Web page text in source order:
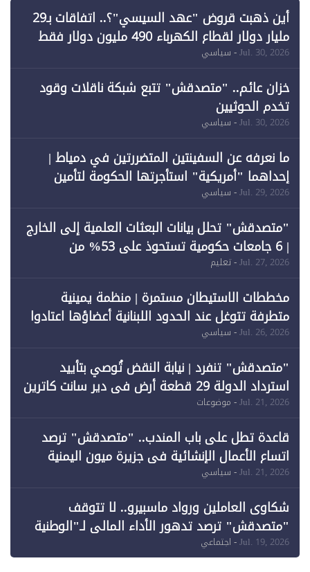
أين ذهبت قروض "عهد السيسي"؟.. اتفاقات بـ29
مليار دولار لقطاع الكهرباء 490 مليون دولار فقط
لـ"الطاقة المتجددة" (1)
Jul. 30, 2026- سياسي
خزان عائم.. "متصدقش" تتبع شبكة ناقلات وقود
تخدم الحوثيين
Jul. 30, 2026- سياسي
ما نعرفه عن السفينتين المتضررتين في دمياط |
إحداهما "أمريكية" استأجرتها الحكومة لتأمين
احتياجات الطاقة
Jul. 29, 2026- سياسي
"متصدقش" تحلل بيانات البعثات العلمية إلى الخارج
| 6 جامعات حكومية تستحوذ على 53% من
Jul. 27, 2026- تعليم
مخططات الاستيطان مستمرة | منظمة يمينية
متطرفة تتوغل عند الحدود اللبنانية أعضاؤها اعتادوا
خرق الحدود
Jul. 26, 2026- سياسي
"متصدقش" تنفرد | نيابة النقض تُوصي بتأييد
استرداد الدولة 29 قطعة أرض في دير سانت كاترين
وقبول طعن الحكومة جزئيًا (1)
Jul. 21, 2026- موضوعات
قاعدة تطل على باب المندب.. "متصدقش" ترصد
اتساع الأعمال الإنشائية في جزيرة ميون اليمنية
Jul. 21, 2026- سياسي
شكاوى العاملين ورواد ماسبيرو.. لا تتوقف
"متصدقش" ترصد تدهور الأداء المالي لـ"الوطنية
للإعلام"
Jul. 19, 2026- اجتماعي